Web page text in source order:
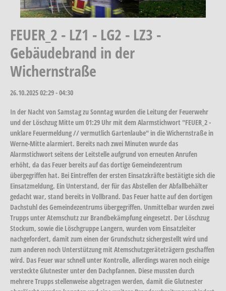
FEUER_2 - LZ1 - LG2 - LZ3 -
Gebäudebrand in der
Wichernstraße
26.10.202502:29 - 04:30
In der Nacht von Samstag zu Sonntag wurden die Leitung der Feuerwehr
und der Löschzug Mitte um 01:29 Uhr mit dem Alarmstichwort "FEUER_2 -
unklare Feuermeldung // vermutlich Gartenlaube" in die Wichernstraße in
Werne-Mitte alarmiert. Bereits nach zwei Minuten wurde das
Alarmstichwort seitens der Leitstelle aufgrund von erneuten Anrufen
erhöht, da das Feuer bereits auf das dortige Gemeindezentrum
übergegriffen hat. Bei Eintreffen der ersten Einsatzkräfte bestätigte sich die
Einsatzmeldung. Ein Unterstand, der für das Abstellen der Abfallbehälter
gedacht war, stand bereits in Vollbrand. Das Feuer hatte auf den dortigen
Dachstuhl des Gemeindezentrums übergegriffen. Unmittelbar wurden zwei
Trupps unter Atemschutz zur Brandbekämpfung eingesetzt. Der Löschzug
Stockum, sowie die Löschgruppe Langern, wurden vom Einsatzleiter
nachgefordert, damit zum einen der Grundschutz sichergestellt wird und
zum anderen noch Unterstützung mit Atemschutzgeräteträgern geschaffen
wird. Das Feuer war schnell unter Kontrolle, allerdings waren noch einige
versteckte Glutnester unter den Dachpfannen. Diese mussten durch
mehrere Trupps stellenweise abgetragen werden, damit die Glutnester